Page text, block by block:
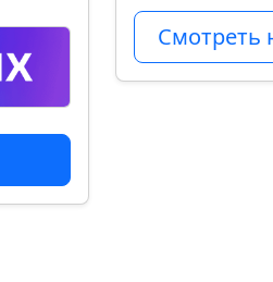
Смотреть